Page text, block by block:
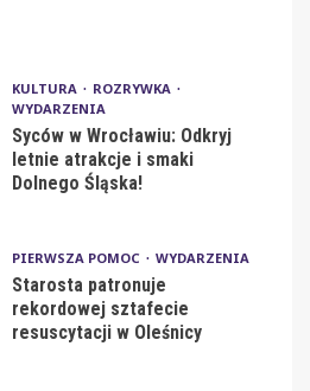
KULTURA
ROZRYWKA
WYDARZENIA
Syców w Wrocławiu: Odkryj
letnie atrakcje i smaki
Dolnego Śląska!
PIERWSZA POMOC WYDARZENIA
Starosta patronuje
rekordowej sztafecie
resuscytacji w Oleśnicy